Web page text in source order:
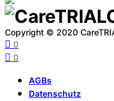
Copyright © 2020
0
0
AGBs
Datenschutz